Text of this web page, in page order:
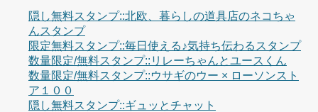
隠し無料スタンプ::北欧、暮らしの道具店のネコちゃ
んスタンプ
限定無料スタンプ::毎日使える♪気持ち伝わるスタンプ
数量限定/無料スタンプ::リレーちゃんとユースくん
数量限定/無料スタンプ::ウサギのウー × ローソンスト
ア１００
隠し無料スタンプ::ギュッとチャット